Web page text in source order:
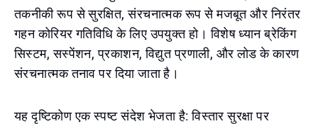
तकनीकी रूप से सुरक्षित, संरचनात्मक रूप से मजबूत और निरंतर
गहन कोरियर गतिविधि के लिए उपयुक्त हो। विशेष ध्यान ब्रेकिंग
सिस्टम, सस्पेंशन, प्रकाशन, विद्युत प्रणाली, और लोड के कारण
संरचनात्मक तनाव पर दिया जाता है।
यह दृष्टिकोण एक स्पष्ट संदेश भेजता है: विस्तार सुरक्षा पर